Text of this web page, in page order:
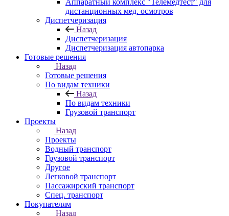
Аппаратный комплекс "Телемедтест" для
дистанционных мед. осмотров
Диспетчеризация
Назад
Диспетчеризация
Диспетчеризация автопарка
Готовые решения
Назад
Готовые решения
По видам техники
Назад
По видам техники
Грузовой транспорт
Проекты
Назад
Проекты
Водный транспорт
Грузовой транспорт
Другое
Легковой транспорт
Пассажирский транспорт
Спец. транспорт
Покупателям
Назад